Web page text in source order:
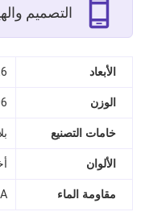
التصميم
الأبعاد
الوزن
خامات التصنيع
الألوان
مقاومة الماء